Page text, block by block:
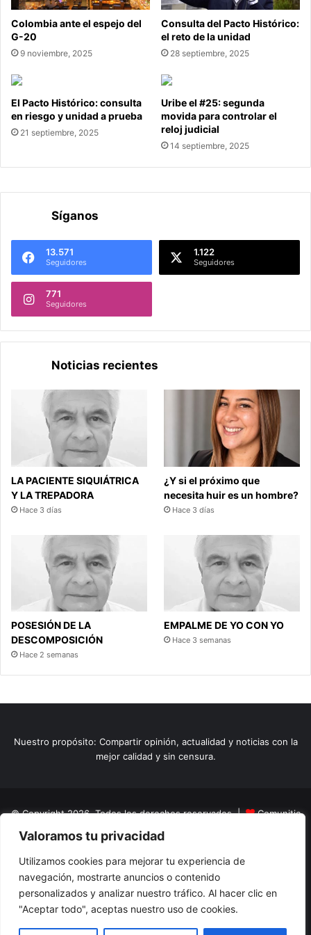
Valoramos tu privacidad
Utilizamos cookies para mejorar tu experiencia de
navegación, mostrarte anuncios o contenido
personalizados y analizar nuestro tráfico. Al hacer clic en
"Aceptar todo", aceptas nuestro uso de cookies.
Colombia ante el espejo del
G-20
9 noviembre, 2025
Consulta del Pacto Histórico:
el reto de la unidad
28 septiembre, 2025
El Pacto Histórico: consulta
en riesgo y unidad a prueba
21 septiembre, 2025
Uribe el #25: segunda
movida para controlar el
reloj judicial
14 septiembre, 2025
Síganos
13.571
Seguidores
1.122
Seguidores
771
Seguidores
Noticias recientes
LA PACIENTE SIQUIÁTRICA
Y LA TREPADORA
Hace 3 días
¿Y si el próximo que
necesita huir es un hombre?
Hace 3 días
POSESIÓN DE LA
DESCOMPOSICIÓN
Hace 2 semanas
EMPALME DE YO CON YO
Hace 3 semanas
Nuestro propósito: Compartir opinión, actualidad y noticias con la
mejor calidad y sin censura.
© Copyright 2026, Todos los derechos reservados |
Comunitic
SAS BICNit 901228106
Home
Actualidad Variedades Opinion Turismo
El Tinteadero
Caricaturas Reportajes
FacebookYouTubeInstagram